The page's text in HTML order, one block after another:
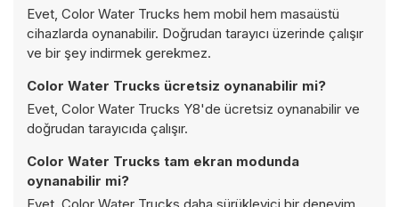
Evet, Color Water Trucks hem mobil hem masaüstü
cihazlarda oynanabilir. Doğrudan tarayıcı üzerinde çalışır
ve bir şey indirmek gerekmez.
Color Water Trucks ücretsiz oynanabilir mi?
Evet, Color Water Trucks Y8'de ücretsiz oynanabilir ve
doğrudan tarayıcıda çalışır.
Color Water Trucks tam ekran modunda
oynanabilir mi?